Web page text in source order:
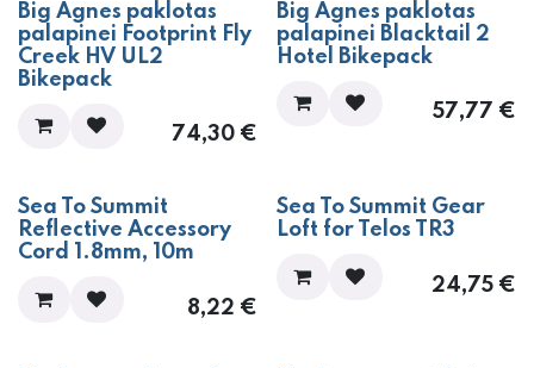
Big Agnes paklotas
palapinei Footprint Fly
Creek HV UL2
Bikepack
74,30€
Big Agnes paklotas
palapinei Blacktail 2
Hotel Bikepack
57,77 €
Sea To Summit
Reflective Accessory
Cord 1.8mm, 10m
8,22 €
Sea To Summit Gear
Loft for Telos TR3
24,75€